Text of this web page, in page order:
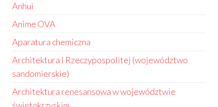
Anhui
Anime OVA
Aparatura chemiczna
Architektura I Rzeczypospolitej (województwo
sandomierskie)
Architektura renesansowa w województwie